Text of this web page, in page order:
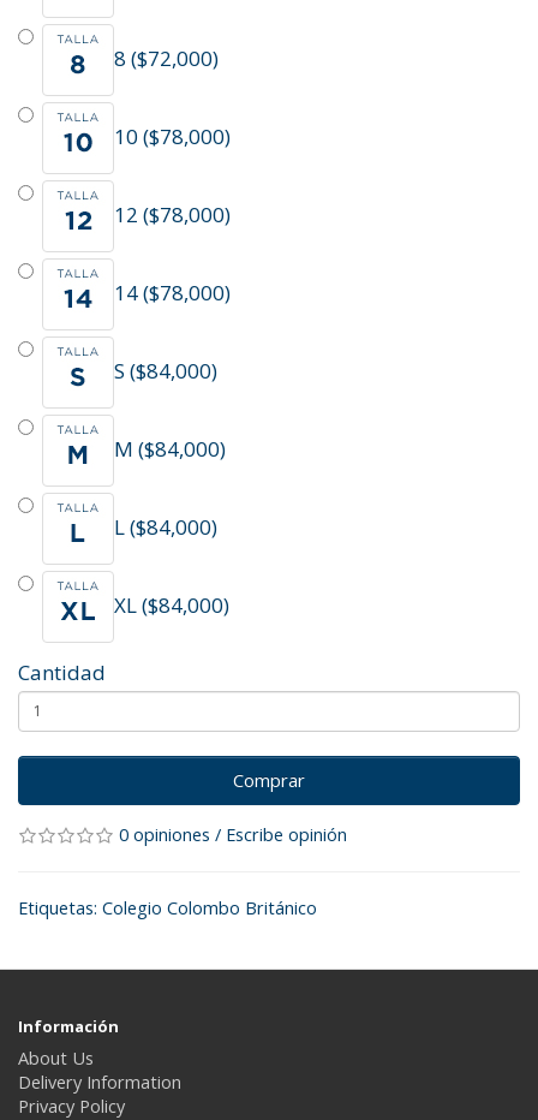
8 ($72,000)
10 ($78,000)
12 ($78,000)
14 ($78,000)
S ($84,000)
M ($84,000)
L ($84,000)
XL ($84,000)
Cantidad
Comprar
0 opiniones / Escribe opinión
Etiquetas: Colegio Colombo Británico
Información
About Us
Delivery Information
Privacy Policy